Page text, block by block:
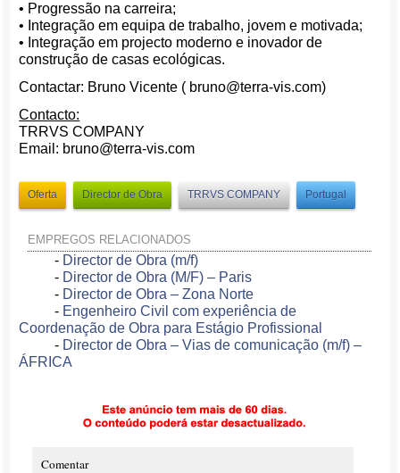
• Progressão na carreira;
• Integração em equipa de trabalho, jovem e motivada;
• Integração em projecto moderno e inovador de
construção de casas ecológicas.
Contactar: Bruno Vicente ( bruno@terra-vis.com)
Contacto:
TRRVS COMPANY
Email: bruno@terra-vis.com
Oferta Director de Obra TRRVS COMPANY Portugal
EMPREGOS RELACIONADOS
- Director de Obra (m/f)
- Director de Obra (M/F) – Paris
- Director de Obra – Zona Norte
- Engenheiro Civil com experiência de
Coordenação de Obra para Estágio Profissional
- Director de Obra – Vias de comunicação (m/f) –
ÁFRICA
Comentar